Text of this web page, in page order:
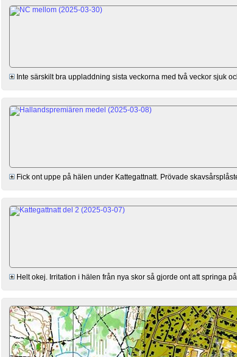
Inte särskilt bra uppladdning sista veckorna med två veckor sjuk
Fick ont uppe på hälen under Kattegattnatt. Prövade
Helt okej. Irritation i hälen från nya skor så gjorde ont att springa